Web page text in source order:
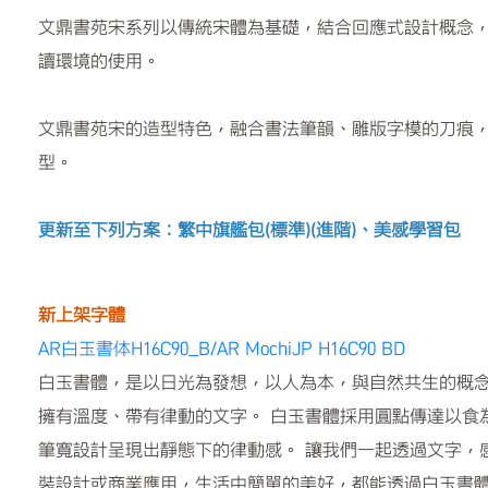
文鼎書苑宋系列以傳統宋體為基礎，結合回應式設計概念
讀環境的使用。
文鼎書苑宋的造型特色，融合書法筆韻、雕版字模的刀痕
型。
更新至下列方案：繁中旗艦包(標準)(進階)、美感學習包
新上架字體
AR白玉書体H16C90_B/AR MochiJP H16C90 BD
白玉書體，是以日光為發想，以人為本，與自然共生的
擁有溫度、帶有律動的文字。 白玉書體採用圓點傳達以
筆寬設計呈現出靜態下的律動感。 讓我們一起透過文字
裝設計或商業應用，生活中簡單的美好，都能透過白玉書